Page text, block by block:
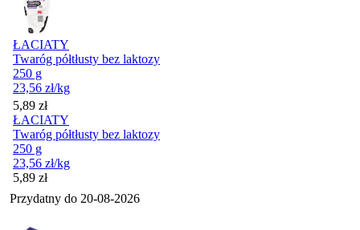
ŁACIATY
Twaróg półtłusty bez laktozy
250 g
23,56 zł/kg
Cena
5,89 zł
ŁACIATY
Twaróg półtłusty bez laktozy
250 g
23,56 zł/kg
Cena
5,89 zł
Przydatny do 20-08-2026